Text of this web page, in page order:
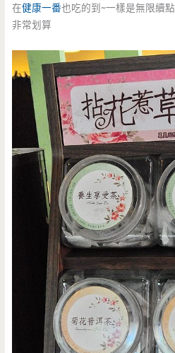
在健康一番也吃的到~一樣是無限續點
非常划算